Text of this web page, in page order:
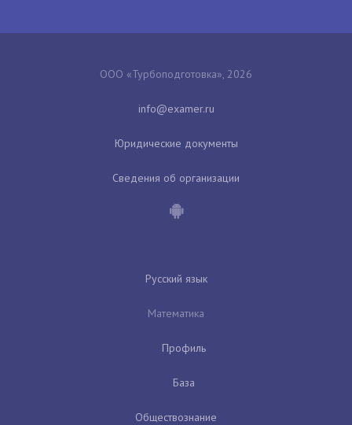
ООО «Турбоподготовка», 2026
Юридические документы
Сведения об организации
Русский язык
Математика
Профиль
База
Обществознание